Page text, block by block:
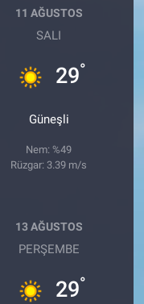
11 AĞUSTOS
SALI
29°
Güneşli
Nem: %49
Rüzgar: 3.39 m/s
13 AĞUSTOS
PERŞEMBE
29°